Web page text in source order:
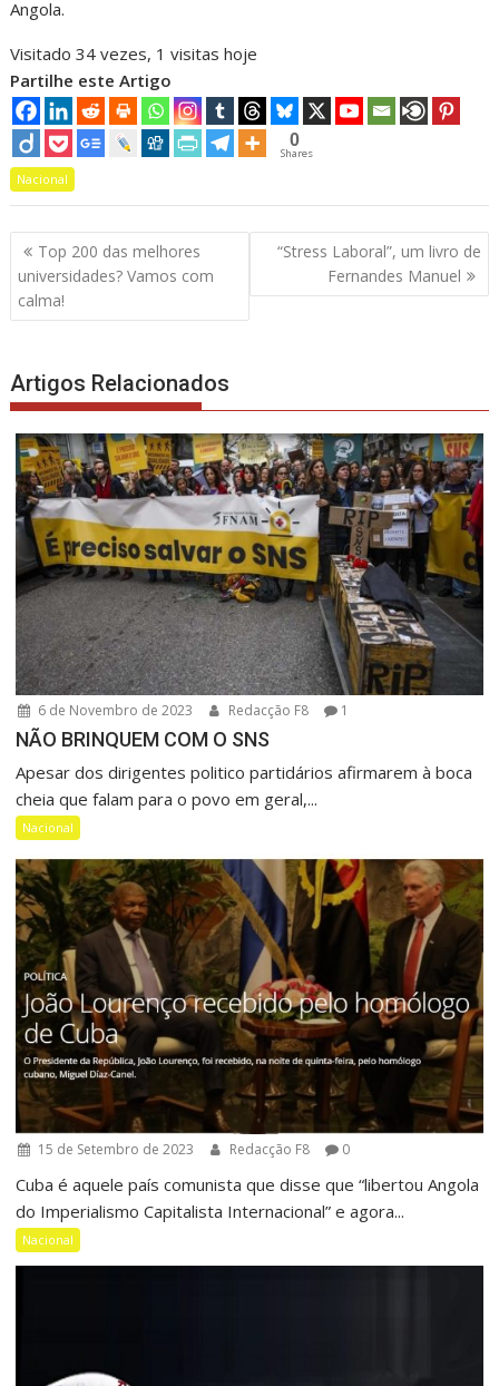
Angola.
Visitado 34 vezes, 1 visitas hoje
Partilhe este Artigo
0
Shares
Nacional
Navegação
de
artigos
Top 200 das melhores
universidades? Vamos com
calma!
“Stress Laboral”, um livro de
Fernandes Manuel
Artigos Relacionados
6 de Novembro de 2023 Redacção F8 1
NÃO BRINQUEM COM O SNS
Apesar dos dirigentes politico partidários afirmarem à boca
cheia que falam para o povo em geral,...
Nacional
15 de Setembro de 2023 Redacção F8 0
Cuba é aquele país comunista que disse que “libertou Angola
do Imperialismo Capitalista Internacional” e agora...
Nacional